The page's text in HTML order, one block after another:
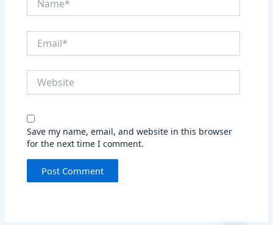
Save my name, email, and website in this browser
for the next time I comment.